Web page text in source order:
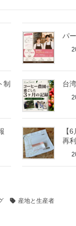
パ
制 台
【
再
産地と生産者